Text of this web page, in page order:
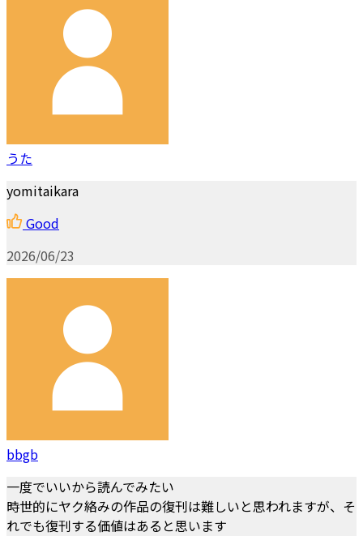
うた
yomitaikara
Good
2026/06/23
bbgb
一度でいいから読んでみたい
時世的にヤク絡みの作品の復刊は難しいと思われますが、そ
れでも復刊する価値はあると思います